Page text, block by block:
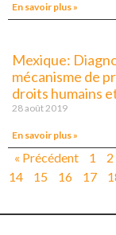
En savoir plus »
Mexique:
mécanisme de
droits humains
28 août 2019
En savoir plus »
« Précédent 1 2
14
15 16 17